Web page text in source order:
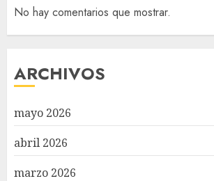
No hay comentarios que mostrar.
ARCHIVOS
mayo 2026
abril 2026
marzo 2026